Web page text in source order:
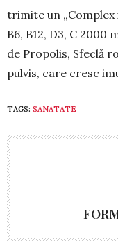
trimite un „Complex
B6, B12, D3, C
de Propolis, Sfeclă
pulvis, care cresc
TAGS: SANATATE